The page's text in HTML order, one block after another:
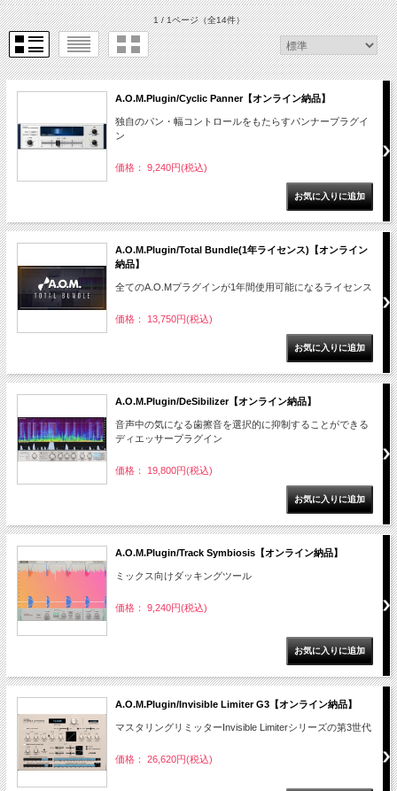
1 / 1ページ（全14件）
A.O.M.Plugin/Cyclic Panner【オンライン納品】
独自のパン・幅コントロールをもたらすパンナープラグイ
ン
価格： 9,240円(税込)
A.O.M.Plugin/Total Bundle(1年ライセンス)【オンライン
納品】
全てのA.O.Mプラグインが1年間使用可能になるライセンス
価格： 13,750円(税込)
A.O.M.Plugin/DeSibilizer【オンライン納品】
音声中の気になる歯擦音を選択的に抑制することができる
ディエッサープラグイン
価格： 19,800円(税込)
A.O.M.Plugin/Track Symbiosis【オンライン納品】
ミックス向けダッキングツール
価格： 9,240円(税込)
A.O.M.Plugin/Invisible Limiter G3【オンライン納品】
マスタリングリミッターInvisible Limiterシリーズの第3世代
価格： 26,620円(税込)